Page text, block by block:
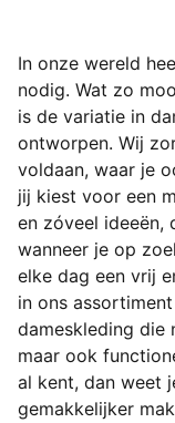
In onze wereld
nodig. Wat zo
is de variatie in
ontworpen. Wij
voldaan, waar je
jij kiest voor een
en zóveel ideeën,
wanneer je op
elke dag een vrij
in ons
dameskleding die
maar ook
al kent, dan weet
gemakkelijker